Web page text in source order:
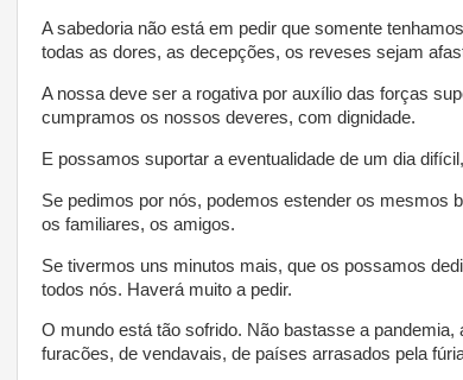
A sabedoria não está em pedir que somente
todas as dores, as decepções, os reveses sejam
A nossa deve ser a rogativa por auxílio das forças
cumpramos os nossos deveres, com dignidade.
E possamos suportar a eventualidade de um dia
Se pedimos por nós, podemos estender os mesmos
os familiares, os amigos.
Se tivermos uns minutos mais, que os possamos
todos nós. Haverá muito a pedir.
O mundo está tão sofrido. Não bastasse a
furacões, de vendavais, de países arrasados pela